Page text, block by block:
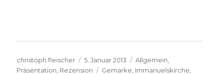
Autor
christoph.fleischer
Veröffentlicht
am
5. Januar 2013 Kategorien
Allgemein
Präsentation Rezension Schlagwörter
Gemarke Immanuelskirche